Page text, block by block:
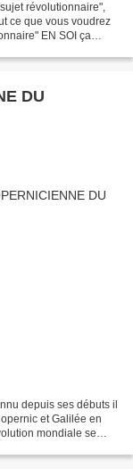
révolutionnaire",
ce que vous voudrez
EN SOI ça
DU
depuis ses débuts il
et Galilée en
mondiale se